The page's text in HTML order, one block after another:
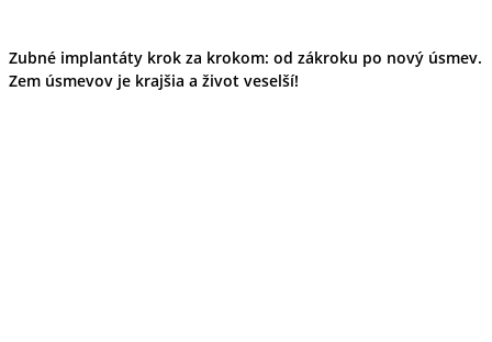
Zubné implantáty krok za krokom: od zákroku po nový úsmev.
Zem úsmevov je krajšia a život veselší!